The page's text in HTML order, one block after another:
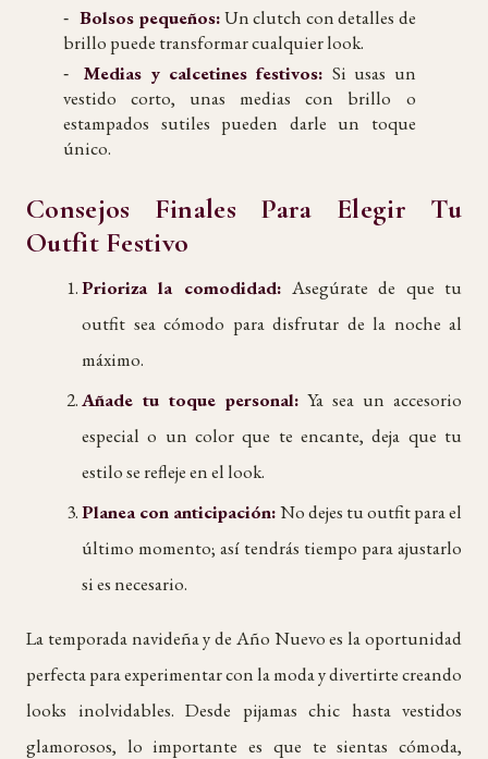
Bolsos pequeños:Un clutch con detalles de
brillo puede transformar cualquier look.
Medias y calcetines festivos: Si usas un
vestido corto, unas medias con brillo o
estampados sutiles pueden darle un toque
único.
Consejos Finales Para Elegir Tu
Outfit Festivo
Prioriza la comodidad: Asegúrate de que tu
outfit sea cómodo para disfrutar de la noche al
máximo.
Añade tu toque personal: Ya sea un accesorio
especial o un color que te encante, deja que tu
estilo se refleje en el look.
Planea con anticipación:No dejes tu outfit para el
último momento; así tendrás tiempo para ajustarlo
si es necesario.
La temporada navideña y de Año Nuevo es la oportunidad
perfecta para experimentar con la moda y divertirte creando
looks inolvidables. Desde pijamas chic hasta vestidos
glamorosos, lo importante es que te sientas cómoda,